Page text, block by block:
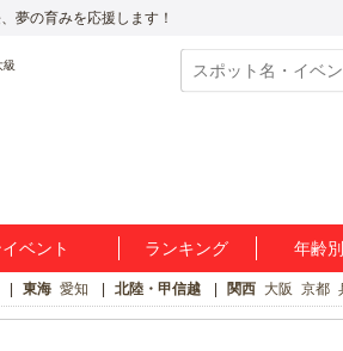
夢の育みを応援します！
ベント ランキング 年齢
東海 愛知 北陸・甲信越 関西 大阪 京都